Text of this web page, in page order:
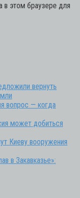
в этом браузере для
вернуть
вопрос — когда
может добиться
Киеву вооружения
в Закавказье»: